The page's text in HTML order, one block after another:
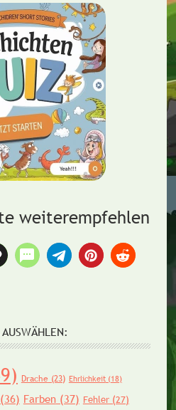
weiterempfehlen
Drache (23) Ehrlichkeit(18)
Farben(37) Fehler(27)